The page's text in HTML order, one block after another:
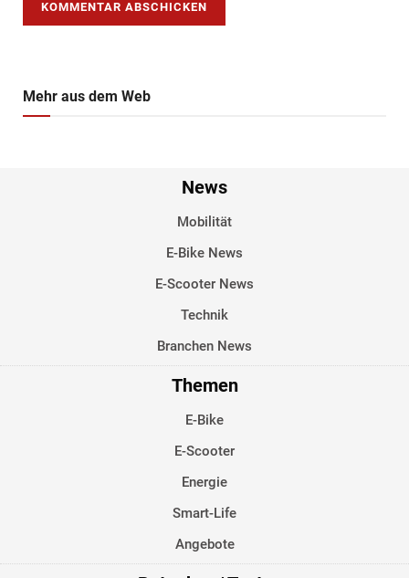
Mehr aus dem Web
News
Mobilität
E-Bike News
E-Scooter News
Technik
Branchen News
Themen
E-Bike
E-Scooter
Energie
Smart-Life
Angebote